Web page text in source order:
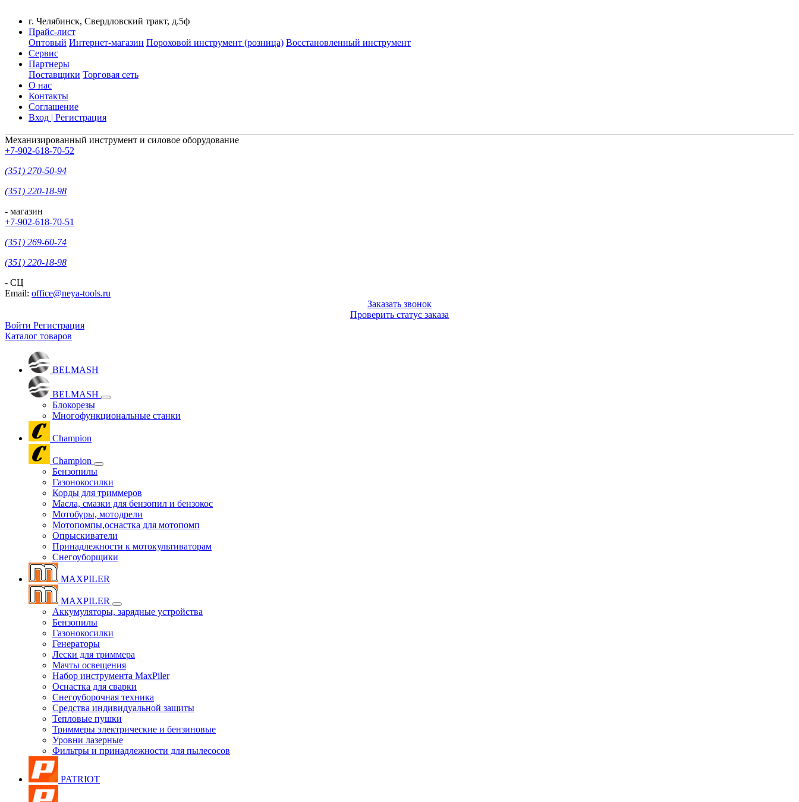
г. Челябинск, Свердловский тракт, д.5ф
Прайс-лист
Оптовый Интернет-магазин Пороховой инструмент (розница) Восстановленный инструмент
Сервис
Партнеры
Поставщики Торговая сеть
О нас
Контакты
Соглашение
Вход | Регистрация
Механизированный инструмент и силовое оборудование
+7-902-618-70-52
(351) 270-50-94
(351) 220-18-98
- магазин
+7-902-618-70-51
(351) 269-60-74
(351) 220-18-98
- СЦ
Email: office@neya-tools.ru
Заказать звонок
Проверить статус заказа
Войти Регистрация
Каталог товаров
BELMASH
BELMASH
Блокорезы
Многофункциональные станки
Champion
Champion
Бензопилы
Газонокосилки
Корды для триммеров
Масла, смазки для бензопил и бензокос
Мотобуры, мотодрели
Мотопомпы,оснастка для мотопомп
Опрыскиватели
Принадлежности к мотокультиваторам
Снегоуборщики
MAXPILER
MAXPILER
Аккумуляторы, зарядные устройства
Бензопилы
Газонокосилки
Генераторы
Лески для триммера
Мачты освещения
Набор инструмента MaxPiler
Оснастка для сварки
Снегоуборочная техника
Средства индивидуальной защиты
Тепловые пушки
Триммеры электрические и бензиновые
Уровни лазерные
Фильтры и принадлежности для пылесосов
PATRIOT